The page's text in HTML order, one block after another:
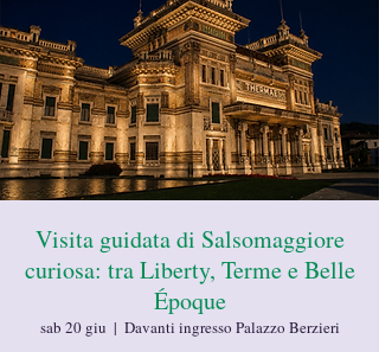
Visita guidata di Salsomaggiore
curiosa: tra Liberty, Terme e Belle
Époque
sab 20 giu
  |
Davanti ingresso Palazzo Berzieri